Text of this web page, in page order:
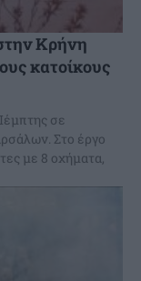
Κρήνη
κατοίκους
σε
έργο
με 8 οχήματα,